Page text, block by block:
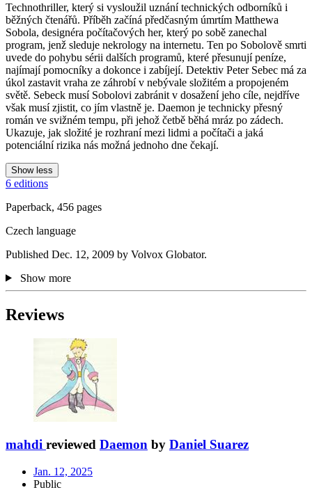
Technothriller, který si vysloužil uznání technických odborníků i
běžných čtenářů. Příběh začíná předčasným úmrtím Matthewa
Sobola, designéra počítačových her, který po sobě zanechal
program, jenž sleduje nekrology na internetu. Ten po Sobolově smrti
uvede do pohybu sérii dalších programů, které přesunují peníze,
najímají pomocníky a dokonce i zabíjejí. Detektiv Peter Sebec má za
úkol zastavit vraha ze záhrobí v nebývale složitém a propojeném
světě. Sebeck musí Sobolovi zabránit v dosažení jeho cíle, nejdříve
však musí zjistit, co jím vlastně je. Daemon je technicky přesný
román ve svižném tempu, při jehož četbě běhá mráz po zádech.
Ukazuje, jak složité je rozhraní mezi lidmi a počítači a jaká
potenciální rizika nás možná jednoho dne čekají.
Show less
6 editions
Paperback, 456 pages
Czech language
Published Dec. 12, 2009 by Volvox Globator.
Show more
Reviews
mahdi reviewed Daemon by Daniel Suarez
Jan. 12, 2025
Public